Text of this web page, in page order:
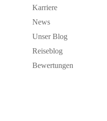
Karriere
News
Unser Blog
Reiseblog
Bewertungen